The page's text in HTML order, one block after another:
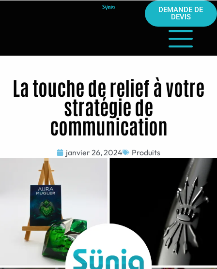
DEMANDE DE
DEVIS
La touche de relief à votre
stratégie de
communication
janvier 26, 2024 Produits